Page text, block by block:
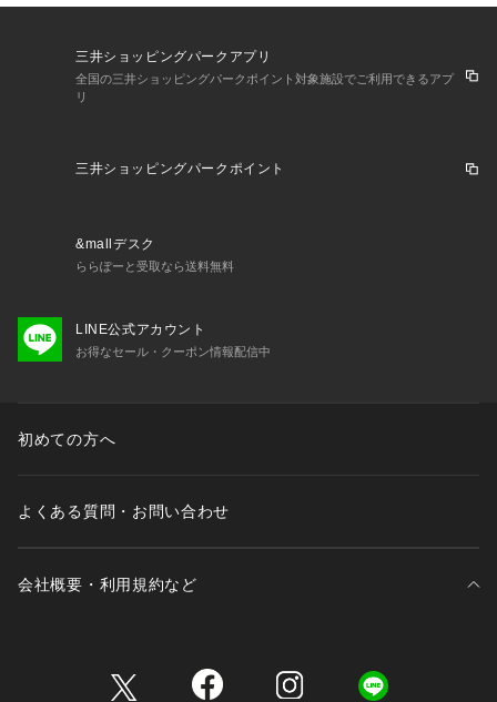
三井ショッピングパークアプリ
全国の三井ショッピングパークポイント対象施設でご利用できるアプ
リ
三井ショッピングパークポイント
&mallデスク
ららぽーと受取なら送料無料
LINE公式アカウント
お得なセール・クーポン情報配信中
初めての方へ
よくある質問・お問い合わせ
会社概要・利用規約など